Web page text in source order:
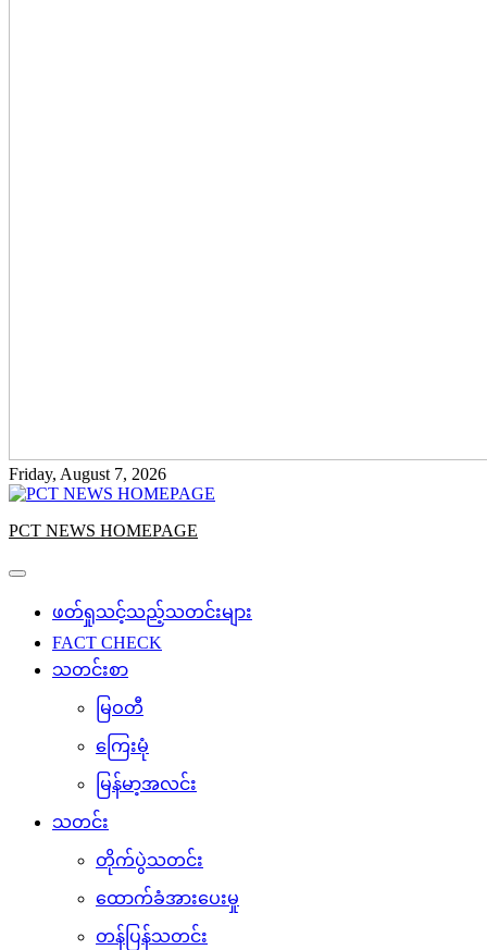
Friday, August 7, 2026
PCT NEWS HOMEPAGE
ဖတ်ရှုသင့်သည့်သတင်းများ
FACT CHECK
သတင်းစာ
မြဝတီ
ကြေးမုံ
မြန်မာ့အလင်း
သတင်း
တိုက်ပွဲသတင်း
ထောက်ခံအားပေးမှု
တန်ပြန်သတင်း